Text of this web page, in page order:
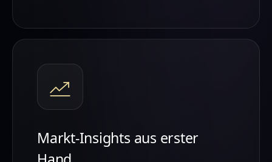
Markt-Insights aus erster